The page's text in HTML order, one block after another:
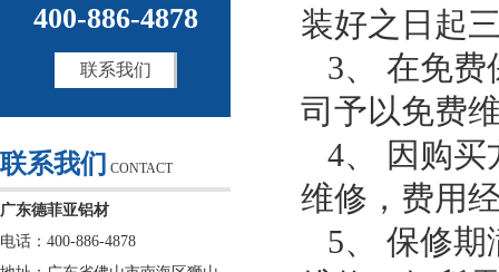
400-886-4878
联系我们
联系我们 CONTACT
广东德菲亚铝材
电话：400-886-4878
装好之日起
3、 在免
司予以免费
4、 因购买
维修，费用
5、 保修